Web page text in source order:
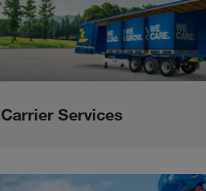
Carrier Services